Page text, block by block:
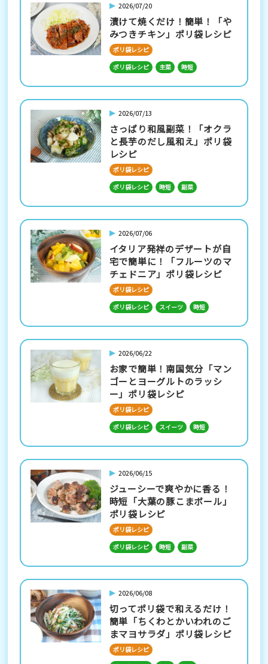
2026/07/20
漬けて焼くだけ！簡単！「や
みつきチキン」ポリ袋レシピ
ポリ袋レシピ
ポリ袋レシピ
主菜 時短
2026/07/13
さっぱり和風副菜！「オクラ
と長芋のだし風和え」ポリ袋
レシピ
ポリ袋レシピ
ポリ袋レシピ
時短 副菜
2026/07/06
イタリア発祥のデザートが自
宅で簡単に！「フルーツのマ
チェドニア」ポリ袋レシピ
ポリ袋レシピ
ポリ袋レシピ
スイーツ 時短
2026/06/22
お家で簡単！南国気分「マン
ゴーとヨーグルトのラッシ
ー」ポリ袋レシピ
ポリ袋レシピ
ポリ袋レシピ
スイーツ 時短
2026/06/15
ジューシーで爽やかに香る！
時短「大葉の豚こまボール」
ポリ袋レシピ
ポリ袋レシピ
ポリ袋レシピ
時短 副菜
2026/06/08
切ってポリ袋で和えるだけ！
簡単「ちくわとかいわれのご
まマヨサラダ」ポリ袋レシピ
ポリ袋レシピ